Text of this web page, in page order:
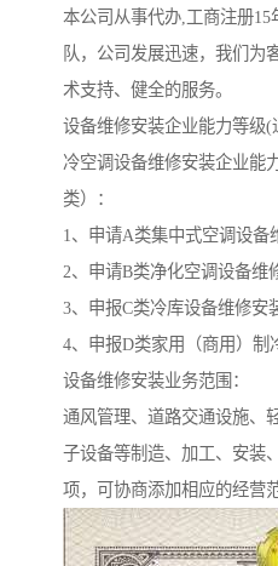
本公司从事代办,工商注册
队，公司发展迅速，我们为
术支持、健全的服务。
设备维修安装企业能力等级(
冷空调设备维修安装企业能
类）：
1、申请A类集中式空调设备
2、申请B类净化空调设备维
3、申报C类冷库设备维修安
4、申报D类家用（商用）制
设备维修安装业务范围：
通风管理、道路交通设施、
子设备等制造、加工、安装
项，可协商添加相应的经营